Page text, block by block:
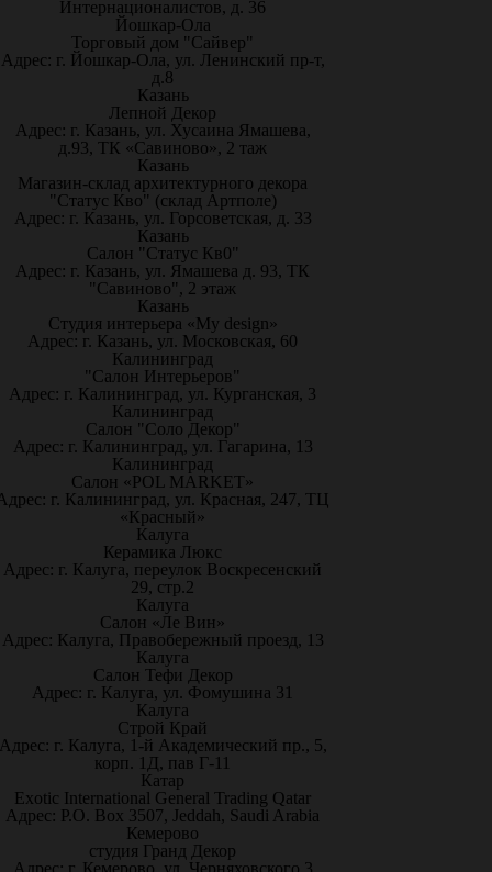
Интернационалистов, д. 36
Йошкар-Ола
Торговый дом "Сайвер"
Адрес: г. Йошкар-Ола, ул. Ленинский пр-т,
д.8
Казань
Лепной Декор
Адрес: г. Казань, ул. Хусаина Ямашева,
д.93, ТК «Савиново», 2 таж
Казань
Магазин-склад архитектурного декора
"Статус Кво" (склад Артполе)
Адрес: г. Казань, ул. Горсоветская, д. 33
Казань
Салон "Статус Кв0"
Адрес: г. Казань, ул. Ямашева д. 93, ТК
"Савиново", 2 этаж
Казань
Студия интерьера «My design»
Адрес: г. Казань, ул. Московская, 60
Калининград
"Салон Интерьеров"
Адрес: г. Калининград, ул. Курганская, 3
Калининград
Салон "Соло Декор"
Адрес: г. Калининград, ул. Гагарина, 13
Калининград
Салон «POL MARKET»
г. Калининград, ул. Красная, 247, ТЦ
«Красный»
Калуга
Керамика Люкс
Адрес: г. Калуга, переулок Воскресенский
29, стр.2
Калуга
Салон «Ле Вин»
Адрес: Калуга, Правобережный проезд, 13
Калуга
Салон Тефи Декор
Адрес: г. Калуга, ул. Фомушина 31
Калуга
Строй Край
г. Калуга, 1-й Академический пр., 5,
корп. 1Д, пав Г-11
Катар
Exotic International General Trading Qatar
Адрес: P.O. Box 3507, Jeddah, Saudi Arabia
Кемерово
студия Гранд Декор
Адрес: г. Кемерово, ул. Черняховского 3